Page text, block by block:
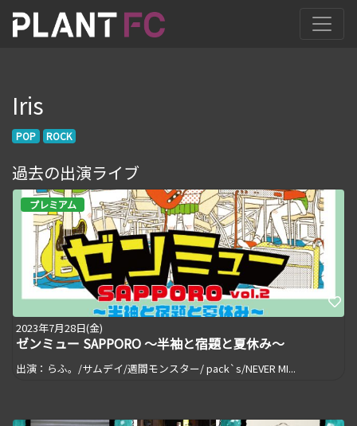
Iris
POP ROCK
過去の出演ライブ
プレミアム
2023年7月28日(金)
ゼンミュー SAPPORO ～半袖と宿題と夏休み～
出演：らふ。/サムデイ/週間モンスター/ pack`s/NEVER MI...